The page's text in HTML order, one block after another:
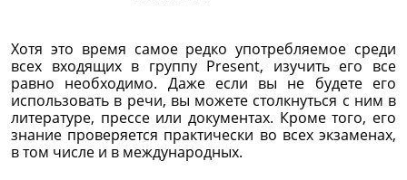
Хотя это время самое редко употребляемое среди
всех входящих в группу Present, изучить его все
равно необходимо. Даже если вы не будете его
использовать в речи, вы можете столкнуться с ним в
литературе, прессе или документах. Кроме того, его
знание проверяется практически во всех экзаменах,
в том числе и в международных.